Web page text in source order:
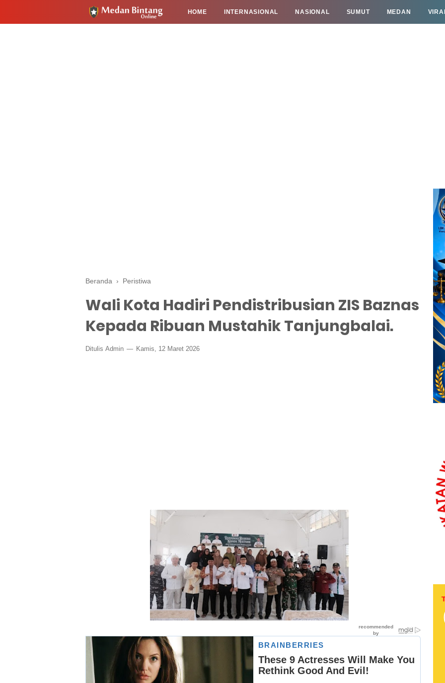
HOME INTERNASIONAL NASIONAL SUMUT MEDAN
Beranda › Peristiwa
Wali Kota Hadiri Pendistribusian ZIS Baznas
Kepada Ribuan Mustahik Tanjungbalai.
Ditulis Admin Kamis, 12 Maret 2026